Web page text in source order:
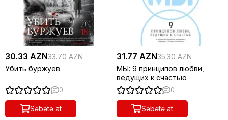
30.33 AZN33.70 AZN
Убить буржуев
0
Səbətə at
31.77 AZN35.30 AZN
МЫ: 9 принципов любви,
ведущих к счастью
0
Səbətə at